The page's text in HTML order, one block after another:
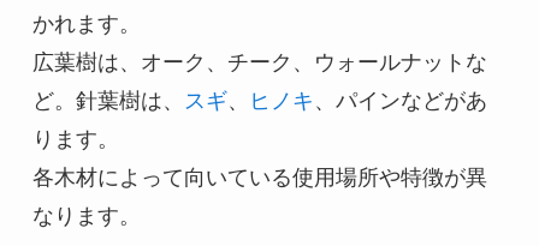
かれます。
広葉樹は、オーク、チーク、ウォールナットな
ど。針葉樹は、 スギ、 ヒノキ 、パインなどがあ
ります。
各木材によって向いている使用場所や特徴が異
なります。